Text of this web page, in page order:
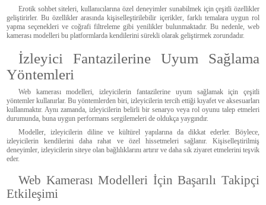
Erotik sohbet siteleri, kullanıcılarına özel deneyimler sunabilmek için çeşitli özellikler
geliştirirler. Bu özellikler arasında kişiselleştirilebilir içerikler, farklı temalara uygun rol
yapma seçenekleri ve coğrafi filtreleme gibi yenilikler bulunmaktadır. Bu nedenle, web
kamerası modelleri bu platformlarda kendilerini sürekli olarak geliştirmek zorundadır.
İzleyici Fantazilerine Uyum Sağlama
Yöntemleri
Web kamerası modelleri, izleyicilerin fantazilerine uyum sağlamak için çeşitli
yöntemler kullanırlar. Bu yöntemlerden biri, izleyicilerin tercih ettiği kıyafet ve aksesuarları
kullanmaktır. Aynı zamanda, izleyicilerin belirli bir senaryo veya rol oyunu talep etmeleri
durumunda, buna uygun performans sergilemeleri de oldukça yaygındır.
Modeller, izleyicilerin diline ve kültürel yapılarına da dikkat ederler. Böylece,
izleyicilerin kendilerini daha rahat ve özel hissetmeleri sağlanır. Kişiselleştirilmiş
deneyimler, izleyicilerin siteye olan bağlılıklarını artırır ve daha sık ziyaret etmelerini teşvik
eder.
Web Kamerası Modelleri İçin Başarılı Takipçi
Etkileşimi